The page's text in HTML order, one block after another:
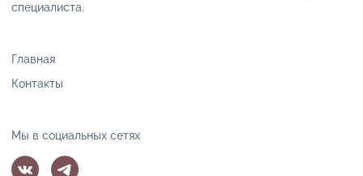
специалиста.
Главная
Контакты
Мы в социальных сетях